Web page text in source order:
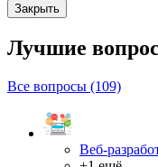
Закрыть
Лучшие
Все вопросы (109)
Веб-